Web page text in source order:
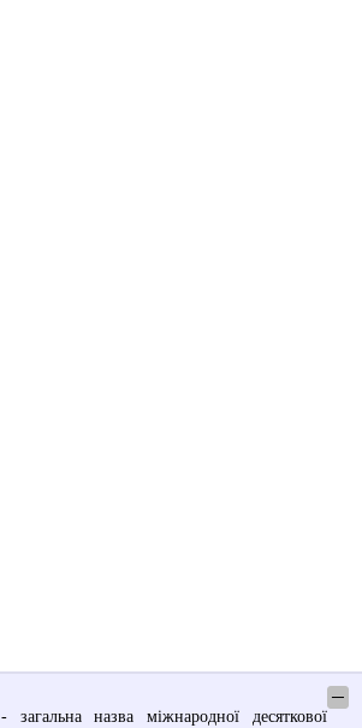
─
- загальна назва міжнародної десяткової